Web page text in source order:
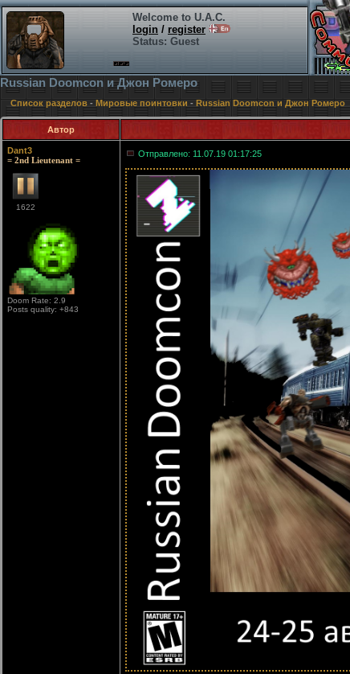
Welcome to U.A.C.
login / register
Status: Guest
Russian Doomcon и Джон Ромеро
Список разделов - Мировые поинтовки - Russian Doomcon и Джон Ромеро
Автор
Dant3
= 2nd Lieutenant =
1622
Doom Rate: 2.9
Posts quality: +843
Отправлено: 11.07.19 01:17:25